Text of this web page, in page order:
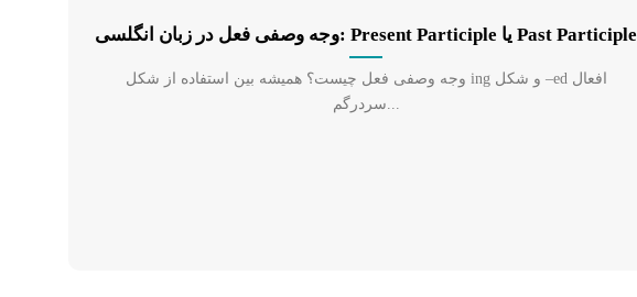
وجه وصفی فعل در زبان انگلسی: Present Participle یا Past Participle
وجه وصفی فعل چیست؟ همیشه بین استفاده از شکل ing و شکل –ed افعال
سردرگم...